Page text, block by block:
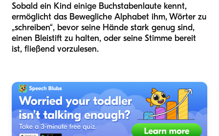
Sobald ein Kind einige Buchstabenlaute kennt,
ermöglicht das Bewegliche Alphabet ihm, Wörter zu
„schreiben“, bevor seine Hände stark genug sind,
einen Bleistift zu halten, oder seine Stimme bereit
ist, fließend vorzulesen.